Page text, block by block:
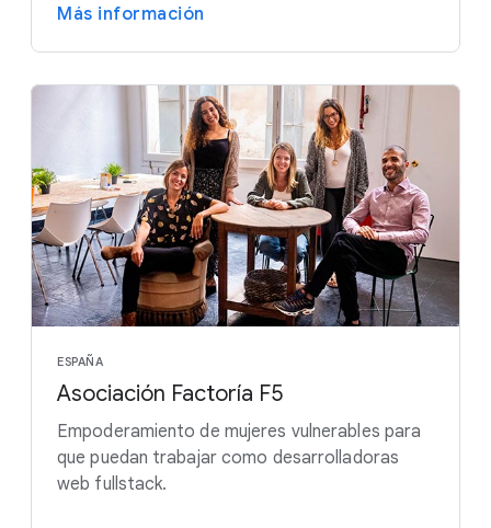
Más información
ESPAÑA
Asociación Factoría F5
Empoderamiento de mujeres vulnerables para
que puedan trabajar como desarrolladoras
web fullstack.